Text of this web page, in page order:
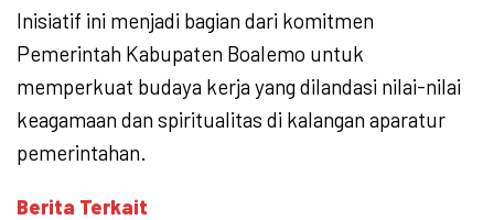
Inisiatif ini menjadi bagian dari komitmen
Pemerintah Kabupaten Boalemo untuk
memperkuat budaya kerja yang dilandasi nilai-nilai
keagamaan dan spiritualitas di kalangan aparatur
pemerintahan.
Berita Terkait